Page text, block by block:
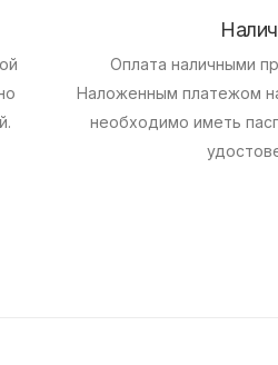
Оплата наличными
Наложенным платежом
необходимо иметь